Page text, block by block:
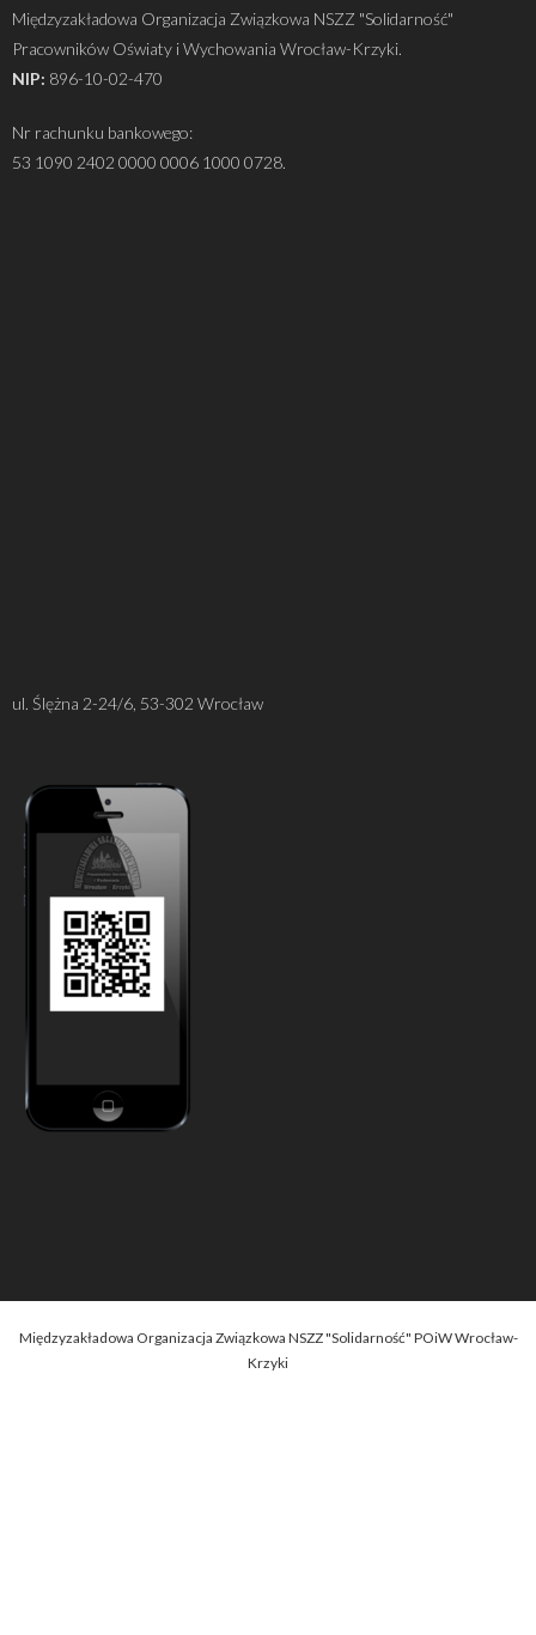
Międzyzakładowa Organizacja Związkowa NSZZ "Solidarność"
Pracowników Oświaty i Wychowania Wrocław-Krzyki.
NIP: 896-10-02-470
Nr rachunku bankowego:
53 1090 2402 0000 0006 1000 0728.
ul. Ślężna 2-24/6, 53-302 Wrocław
Międzyzakładowa Organizacja Związkowa NSZZ "Solidarność" POiW Wrocław-
Krzyki